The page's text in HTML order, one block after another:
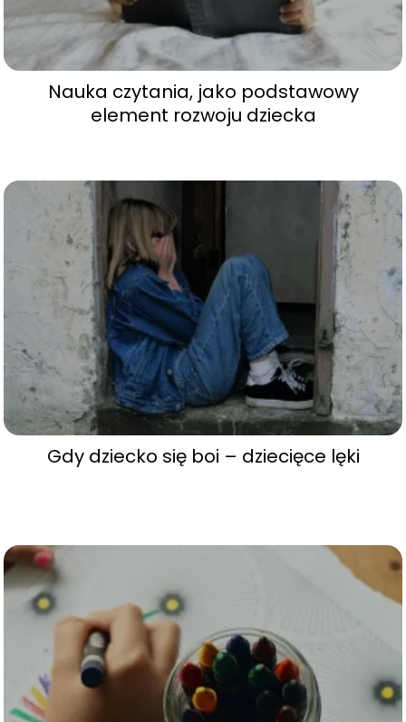
Nauka czytania, jako podstawowy
element rozwoju dziecka
Gdy dziecko się boi – dziecięce lęki